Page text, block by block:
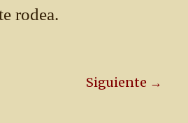
rodea.
Siguiente →